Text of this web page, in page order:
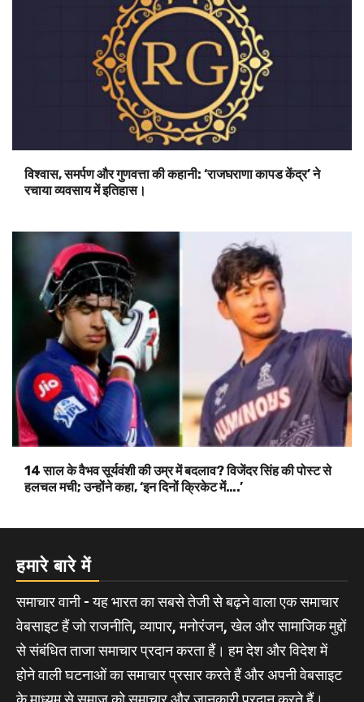
विश्वास, समर्पण और गुणवत्ता की कहानी: ‘राजघराणा कापड केंद्र’ ने
रचाया व्यवसाय में इतिहास।
14 साल के वैभव सूर्यवंशी की उम्र में बदलाव? विजेंदर सिंह की पोस्ट से
हलचल मची; उन्होंने कहा, ‘इन दिनों क्रिकेट में….’
हमारे बारे में
समाचार वानी - यह भारत का सबसे तेजी से बढ़ने वाला एक समाचार
वेबसाइट हैं जो राजनीति, व्यापार, मनोरंजन, खेल और सामाजिक मुद्दों
से संबंधित ताजा समाचार प्रदान करता हैं। हम देश और विदेश में
होने वाली घटनाओं का समाचार प्रसार करते हैं और अपनी वेबसाइट